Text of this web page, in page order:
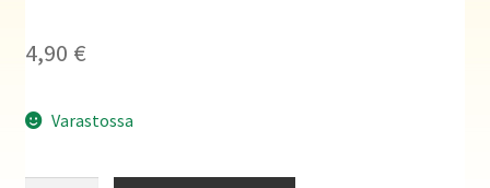
4,90 €
Varastossa